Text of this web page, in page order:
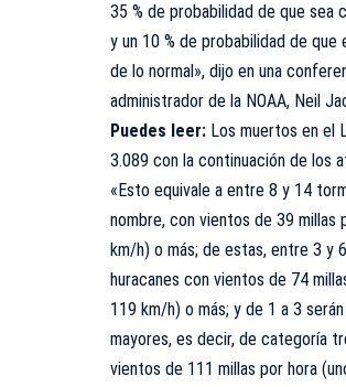
35 % de probabilidad de que sea
y un 10 % de probabilidad de que
de lo normal», dijo en una
administrador de la NOAA, Neil
Puedes leer: Los muertos en el
3.089 con la continuación de los
«Esto equivale a entre 8 y 14
nombre, con vientos de 39 millas
km/h) o más; de estas, entre 3 y
huracanes con vientos de 74
119 km/h) o más; y de 1 a 3
mayores, es decir, de categoría
vientos de 111 millas por hora